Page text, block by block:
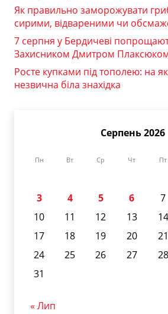
Як правильно заморожувати
сирими, відвареними чи
7 серпня у Бердичеві
Захисником Дмитром
Росте купками під тополею: на
незвична біла знахідка
Серпень 2026
Пн Вт Ср Чт Пт
3
4 5 6 7
10
11 12 13 14
17
18 19 20 21
24
25 26 27 28
31
« Лип